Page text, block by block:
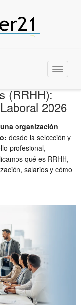
Menu
(RRHH):
2026
organización
desde la selección y
profesional,
qué es RRHH,
salarios y cómo